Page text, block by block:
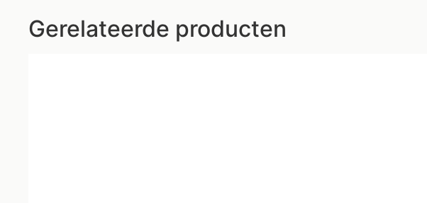
Gerelateerde producten